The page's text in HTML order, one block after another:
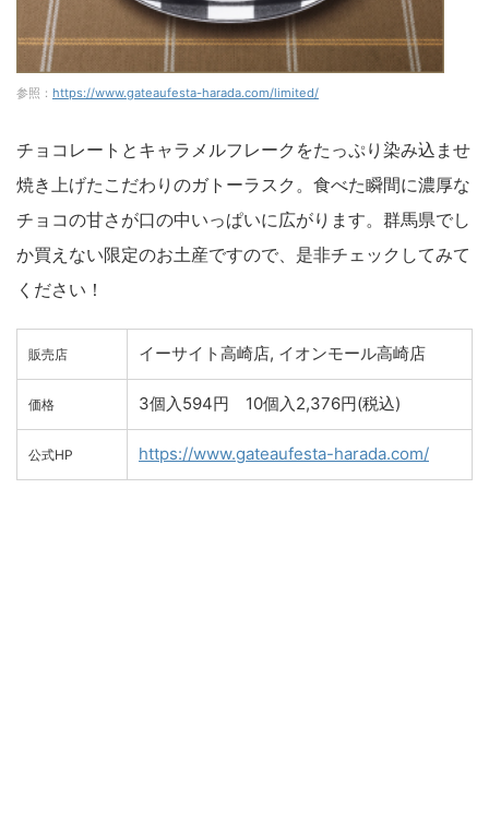
参照： https://www.gateaufesta-harada.com/limited/
チョコレートとキャラメルフレークをたっぷり染み込ませ
焼き上げたこだわりのガトーラスク。食べた瞬間に濃厚な
チョコの甘さが口の中いっぱいに広がります。群馬県でし
か買えない限定のお土産ですので、是非チェックしてみて
ください！
販売店 イーサイト高崎店, イオンモール高崎店
価格 3個入594円 10個入2,376円(税込)
公式HP https://www.gateaufesta-harada.com/